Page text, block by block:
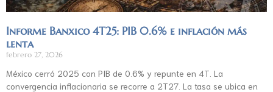
Informe Banxico 4T25: PIB 0.6% e inflación más
lenta
febrero 27, 2026
México cerró 2025 con PIB de 0.6% y repunte en 4T. La
convergencia inflacionaria se recorre a 2T27. La tasa se ubica en